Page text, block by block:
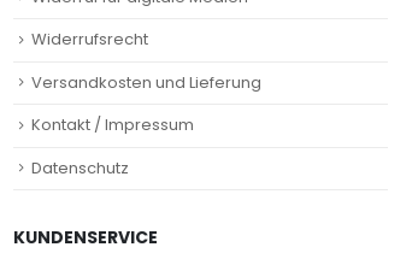
Widerrufsrecht
Versandkosten und Lieferung
Kontakt / Impressum
Datenschutz
KUNDENSERVICE